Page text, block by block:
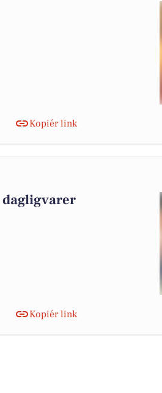
Kopiér link
dagligvarer
Kopiér link